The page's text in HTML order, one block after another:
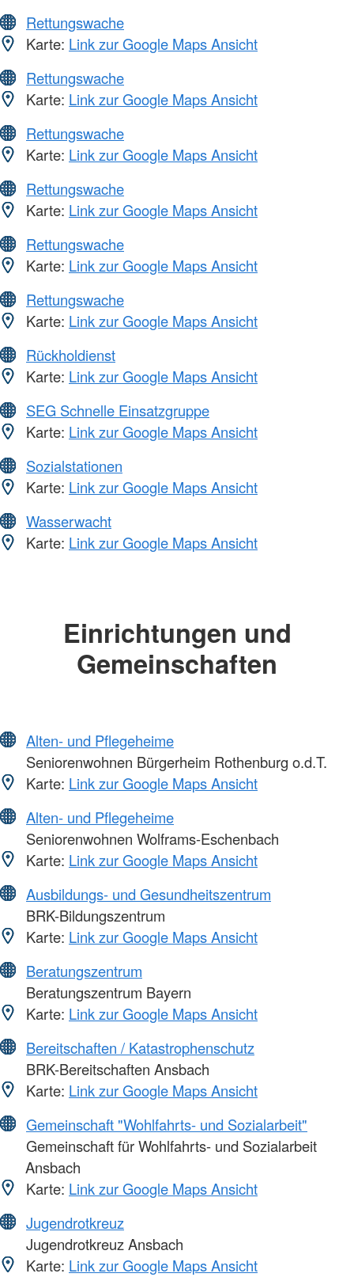
Rettungswache
Karte: Link zur Google Maps Ansicht
Rettungswache
Karte: Link zur Google Maps Ansicht
Rettungswache
Karte: Link zur Google Maps Ansicht
Rettungswache
Karte: Link zur Google Maps Ansicht
Rettungswache
Karte: Link zur Google Maps Ansicht
Rettungswache
Karte: Link zur Google Maps Ansicht
Rückholdienst
Karte: Link zur Google Maps Ansicht
SEG Schnelle Einsatzgruppe
Karte: Link zur Google Maps Ansicht
Sozialstationen
Karte: Link zur Google Maps Ansicht
Wasserwacht
Karte: Link zur Google Maps Ansicht
Einrichtungen und
Gemeinschaften
Alten- und Pflegeheime
Seniorenwohnen Bürgerheim Rothenburg o.d.T.
Karte: Link zur Google Maps Ansicht
Alten- und Pflegeheime
Seniorenwohnen Wolframs-Eschenbach
Karte: Link zur Google Maps Ansicht
Ausbildungs- und Gesundheitszentrum
BRK-Bildungszentrum
Karte: Link zur Google Maps Ansicht
Beratungszentrum
Beratungszentrum Bayern
Karte: Link zur Google Maps Ansicht
Bereitschaften / Katastrophenschutz
BRK-Bereitschaften Ansbach
Karte: Link zur Google Maps Ansicht
Gemeinschaft "Wohlfahrts- und Sozialarbeit"
Gemeinschaft für Wohlfahrts- und Sozialarbeit
Ansbach
Karte: Link zur Google Maps Ansicht
Jugendrotkreuz
Jugendrotkreuz Ansbach
Karte: Link zur Google Maps Ansicht